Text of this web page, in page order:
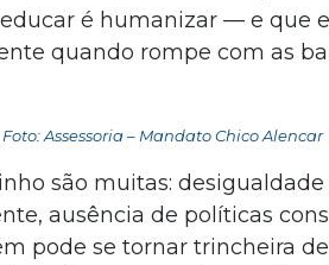
é humanizar — e que
quando rompe com as
Foto: Assessoria – Mandato Chico Alencar
são muitas: desigualdade
ausência de políticas
pode se tornar trincheira